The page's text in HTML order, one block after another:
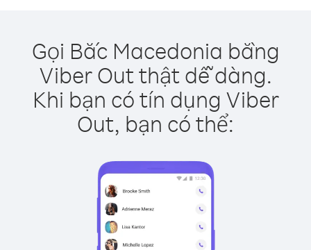
Gọi Bắc Macedonia bằng
Viber Out thật dễ dàng.
Khi bạn có tín dụng Viber
Out, bạn có thể: